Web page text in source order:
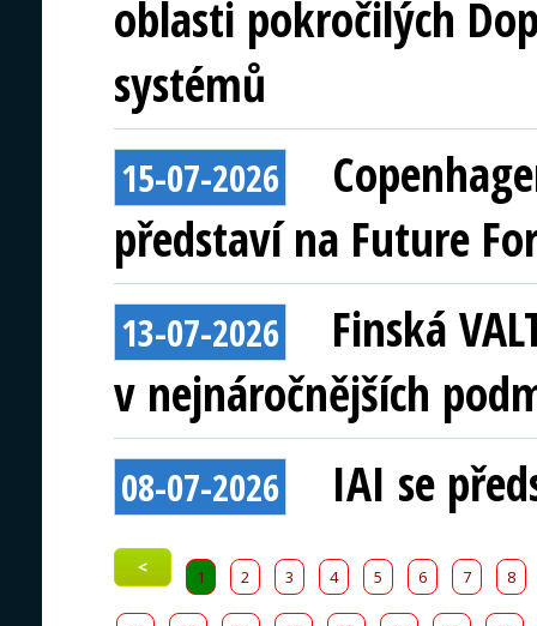
oblasti pokročilých
systémů
15-07-2026
představí na Future
13-07-2026
Finská
v nejnáročnějších
08-07-2026 IAI se
< 1 2 3 4 5 6 7 8